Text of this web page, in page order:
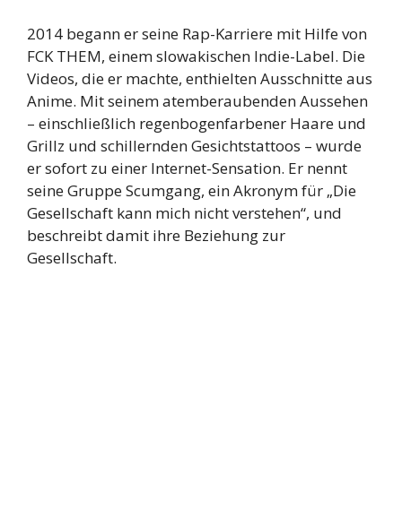
2014 begann er seine Rap-Karriere mit Hilfe von
FCK THEM, einem slowakischen Indie-Label. Die
Videos, die er machte, enthielten Ausschnitte aus
Anime. Mit seinem atemberaubenden Aussehen
– einschließlich regenbogenfarbener Haare und
Grillz und schillernden Gesichtstattoos – wurde
er sofort zu einer Internet-Sensation. Er nennt
seine Gruppe Scumgang, ein Akronym für „Die
Gesellschaft kann mich nicht verstehen“, und
beschreibt damit ihre Beziehung zur
Gesellschaft.